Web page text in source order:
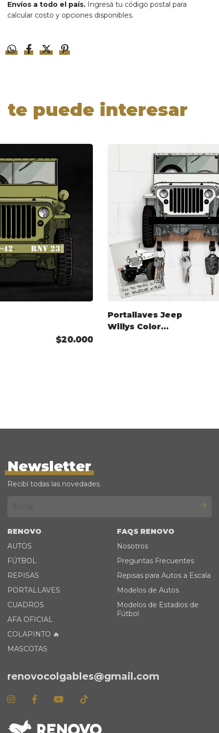
Envíos a todo el país. Ingresá tu código postal para
calcular costo y opciones disponibles.
te puede interesar
$20.000
Portallaves Jeep
Willys Color
Newsletter
Recibí todas las novedades
RENOVO
AUTOS
FÚTBOL
REPISAS
PORTALLAVES
CUADROS
AFA OFICIAL
COLAPINTO 🔥
MASCOTAS
FAQS RENOVO
Nosotros
Preguntas Frecuentes
Repisas para Autos a Escala
Modelos de Autos
Modelos de Estadios de
Fútbol
renovocolgables@gmail.com